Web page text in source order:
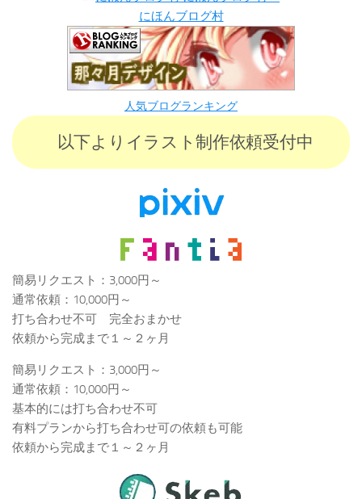
にほんブログ村
人気ブログランキング
以下よりイラスト制作依頼受付中
簡易リクエスト：3,000円～
通常依頼：10,000円～
打ち合わせ不可 完全おまかせ
依頼から完成まで１～２ヶ月
簡易リクエスト：3,000円～
通常依頼：10,000円～
基本的には打ち合わせ不可
有料プランから打ち合わせ可の依頼も可能
依頼から完成まで１～２ヶ月